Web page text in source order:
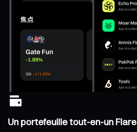
Un portefeuille tout-en-un Flare